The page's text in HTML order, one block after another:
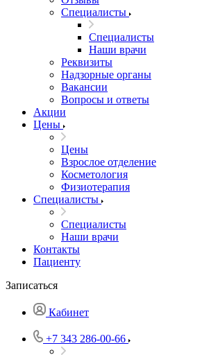
Специалисты
Специалисты
Наши врачи
Реквизиты
Надзорные органы
Вакансии
Вопросы и ответы
Акции
Цены
Цены
Взрослое отделение
Косметология
Физиотерапия
Специалисты
Специалисты
Наши врачи
Контакты
Пациенту
Записаться
Кабинет
+7 343 286-00-66